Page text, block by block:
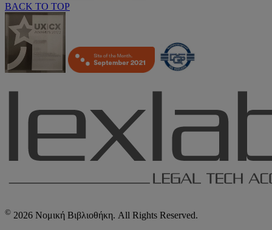
BACK TO TOP
© 2026 Νομική Βιβλιοθήκη. All Rights Reserved.